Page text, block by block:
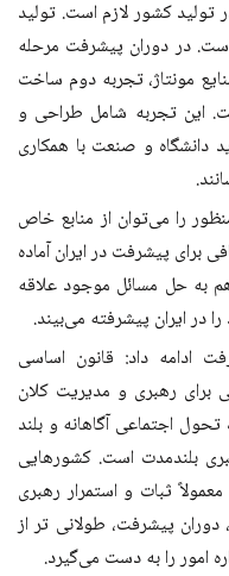
کشور لازم است. تولید
در دوران پیشرفت مرحله
مونتاژ، تجربه دوم ساخت
این تجربه شامل طراحی و
دانشگاه و صنعت با همکاری
.
را می‌توان از منابع خاص
برای پیشرفت در ایران آماده
به حل مسائل موجود علاقه
در ایران پیشرفته می‌بیند.
ادامه داد: قانون اساسی
برای رهبری و مدیریت کلان
اجتماعی آگاهانه و بلند
بلند‌مدت است. کشورهایی
ثبات و استمرار رهبری
دوران پیشرفت، طولانی تر از
امور را به دست می‌گیرد.